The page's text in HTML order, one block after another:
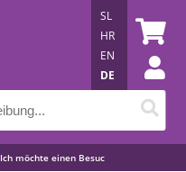
Ich möchte einen Besuc
SL
HR
EN
DE